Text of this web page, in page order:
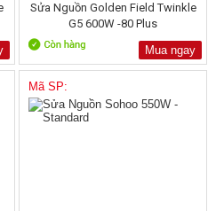
Sửa Nguồn Golden Field Twinkle
G5 600W -80 Plus
Mua ngay
Mã SP: